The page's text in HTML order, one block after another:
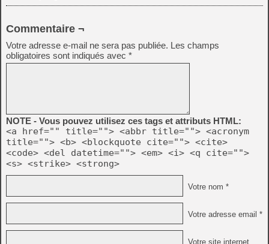
Commentaire ¬
Votre adresse e-mail ne sera pas publiée. Les champs
obligatoires sont indiqués avec *
NOTE - Vous pouvez utilisez ces tags et attributs HTML:
<a href="" title=""> <abbr title=""> <acronym
title=""> <b> <blockquote cite=""> <cite>
<code> <del datetime=""> <em> <i> <q cite="">
<s> <strike> <strong>
Votre nom *
Votre adresse email *
Votre site internet